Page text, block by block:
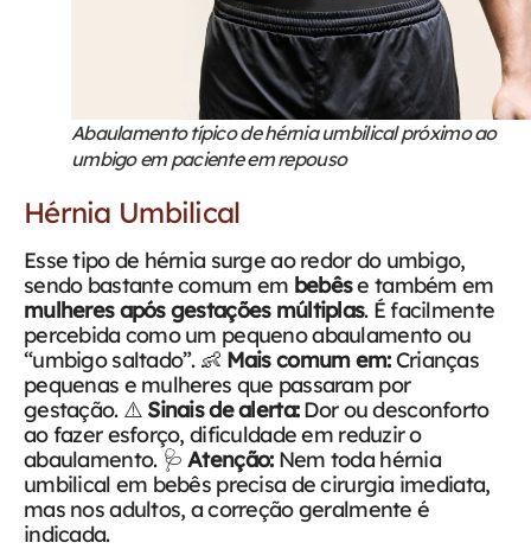
Abaulamento típico de hérnia umbilical próximo ao
umbigo em paciente em repouso
Hérnia Umbilical
Esse tipo de hérnia surge ao redor do umbigo,
sendo bastante comum em bebêse também em
mulheres após gestações múltiplas. É facilmente
percebida como um pequeno abaulamento ou
“umbigo saltado”. 👶 Mais comum em:Crianças
pequenas e mulheres que passaram por
gestação. ⚠️ Sinais de alerta:Dor ou desconforto
ao fazer esforço, dificuldade em reduzir o
abaulamento. 🩺Atenção:Nem toda hérnia
umbilical em bebês precisa de cirurgia imediata,
mas nos adultos, a correção geralmente é
indicada.